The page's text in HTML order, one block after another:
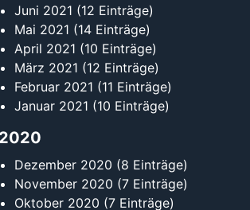
August 2020(12 Einträge)
Juli 2020 (3 Einträge)
Juni 2020 (11 Einträge)
Mai 2020(8 Einträge)
April 2020(8 Einträge)
März 2020(23 Einträge)
Januar 2020
2019
Dezember 2019(14 Einträge)